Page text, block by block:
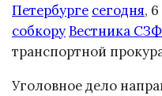
Петербурге сегодня,
собкоруВестника
транспортной
Уголовное дело